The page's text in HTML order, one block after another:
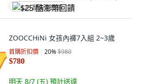
$25 酷澎幣回饋
ZOOCCHiNi 女孩內褲7入組 2~3歲
首購折扣價 20%$980
$780
明天 8/7 (五) 預計送達